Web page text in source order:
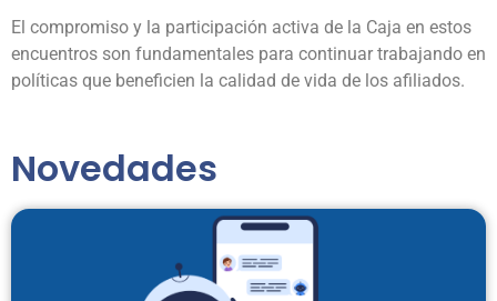
El compromiso y la participación activa de la Caja en estos
encuentros son fundamentales para continuar trabajando en
políticas que beneficien la calidad de vida de los afiliados.
Novedades